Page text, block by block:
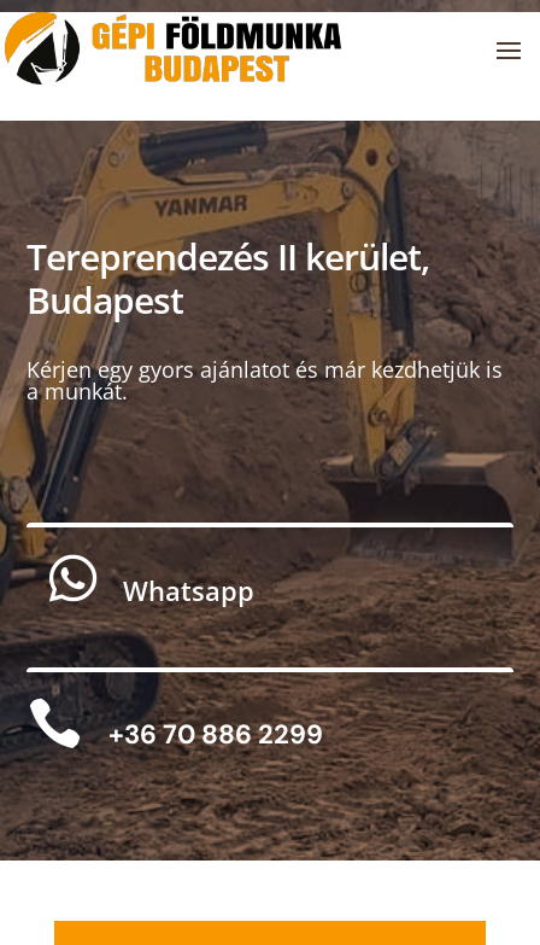
Tereprendezés II kerület,
Budapest
Kérjen egy gyors ajánlatot és már kezdhetjük is
a munkát.
 Whatsapp
 +36 70 886 2299